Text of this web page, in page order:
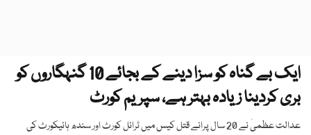
ایک بے گناہ کو سزا دینے کے بجائے 10 گنہگاروں کو
بری کردینا زیادہ بہتر ہے، سپریم کورٹ
عدالت عظمیٰ نے 20 سال پرانے قتل کیس میں ٹرائل کورٹ اور سندھ ہائیکورٹ کی